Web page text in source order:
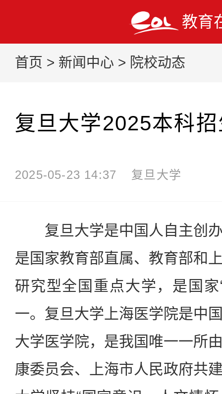
教育
首页 > 新闻中心 > 院校动态
复旦大学2025本科
2025-05-23 14:37 复旦大学
复旦大学是中国人自主创办
是国家教育部直属、教育部和
研究型全国重点大学，是国
一。复旦大学上海医学院是中
大学医学院，是我国唯一一所
康委员会、上海市人民政府共